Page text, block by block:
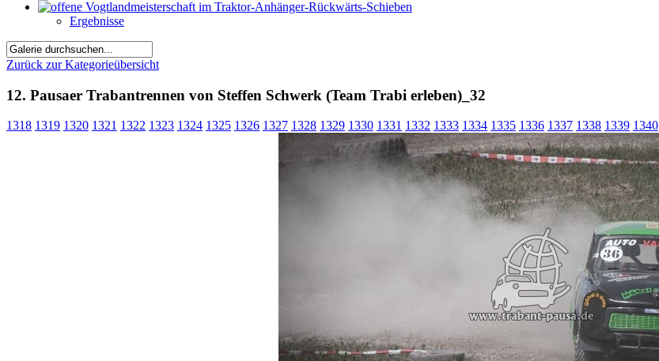
Ergebnisse
Zurück zur Kategorieübersicht
12. Pausaer Trabantrennen von Steffen Schwerk (Team Trabi erleben)_32
1318 1319 1320 1321 1322 1323 1324 1325 1326 1327 1328 1329 1330 1331 1332 1333 1334 1335 1336 1337 1338 1339 1340